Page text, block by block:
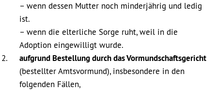
– wenn dessen Mutter noch minderjährig und ledig
ist.
– wenn die elterliche Sorge ruht, weil in die
Adoption eingewilligt wurde.
aufgrund Bestellung durch das Vormundschaftsgericht
(bestellter Amtsvormund), insbesondere in den
folgenden Fällen,